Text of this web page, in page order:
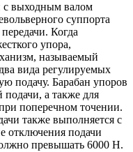
с выходным валом
суппорта
Когда
упора,
называемый
вида регулируемых
подачу. Барабан упоров
а также для
поперечном точении.
также выполняется с
отключения подачи
превышать 6000 Н.